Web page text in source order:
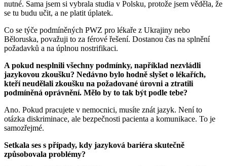
nutné. Sama jsem si vybrala studia v Polsku, protože jsem věděla, že
se tu budu učit, a ne platit úplatek.
Co se týče podmíněných PWZ pro lékaře z Ukrajiny nebo
Běloruska, považuji to za férové řešení. Dostanou čas na splnění
požadavků a na úplnou nostrifikaci.
A pokud nesplnili všechny podmínky, například nezvládli
jazykovou zkoušku? Nedávno bylo hodně slyšet o lékařích,
kteří neudělali zkoušku na požadované úrovni a ztratili
podmíněná oprávnění. Mělo by to tak být podle tebe?
Ano. Pokud pracujete v nemocnici, musíte znát jazyk. Není to
otázka diskriminace, ale bezpečnosti pacienta a komunikace. To je
samozřejmé.
Setkala ses s případy, kdy jazyková bariéra skutečně
způsobovala problémy?